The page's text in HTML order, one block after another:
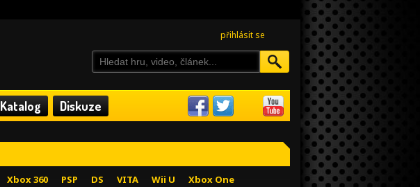
přihlásit se
Katalog Diskuze
Xbox 360 PSP DS VITA Wii U
Xbox One